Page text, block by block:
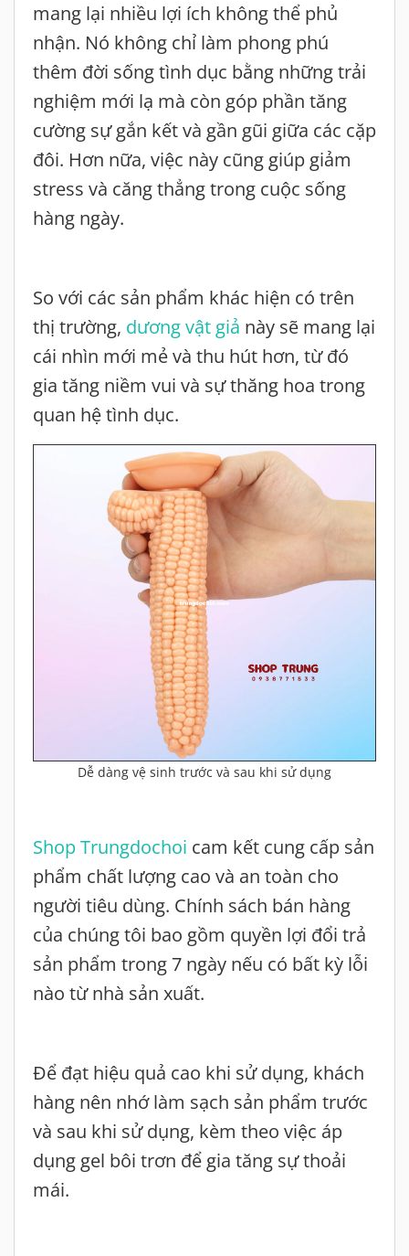
mang lại nhiều lợi ích không thể phủ
nhận. Nó không chỉ làm phong phú
thêm đời sống tình dục bằng những trải
nghiệm mới lạ mà còn góp phần tăng
cường sự gắn kết và gần gũi giữa các cặp
đôi. Hơn nữa, việc này cũng giúp giảm
stress và căng thẳng trong cuộc sống
hàng ngày.
So với các sản phẩm khác hiện có trên
thị trường, dương vật giả này sẽ mang lại
cái nhìn mới mẻ và thu hút hơn, từ đó
gia tăng niềm vui và sự thăng hoa trong
quan hệ tình dục.
Dễ dàng vệ sinh trước và sau khi sử dụng
Shop Trungdochoi cam kết cung cấp sản
phẩm chất lượng cao và an toàn cho
người tiêu dùng. Chính sách bán hàng
của chúng tôi bao gồm quyền lợi đổi trả
sản phẩm trong 7 ngày nếu có bất kỳ lỗi
nào từ nhà sản xuất.
Để đạt hiệu quả cao khi sử dụng, khách
hàng nên nhớ làm sạch sản phẩm trước
và sau khi sử dụng, kèm theo việc áp
dụng gel bôi trơn để gia tăng sự thoải
mái.